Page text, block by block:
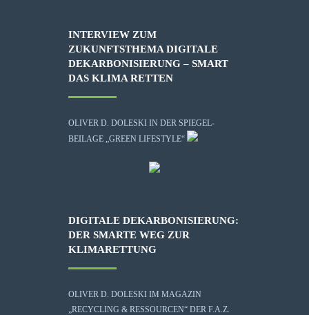
INTERVIEW ZUM
ZUKUNFTSTHEMA DIGITALE
DEKARBONISIERUNG – SMART
DAS KLIMA RETTEN
OLIVER D. DOLESKI IN DER SPIEGEL-
BEILAGE „GREEN LIFESTYLE“
DIGITALE DEKARBONISIERUNG:
DER SMARTE WEG ZUR
KLIMARETTUNG
OLIVER D. DOLESKI IM MAGAZIN
„RECYCLING & RESSOURCEN“ DER F.A.Z.